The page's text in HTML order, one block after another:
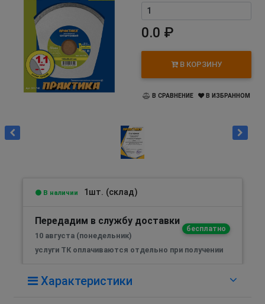
0.0 ₽
В КОРЗИНУ
В СРАВНЕНИЕ В ИЗБРАННОМ
В наличии 1шт. (склад)
Передадим в службу доставки
бесплатно
10 августа (понедельник)
услуги ТК оплачиваются отдельно при получении
Характеристики